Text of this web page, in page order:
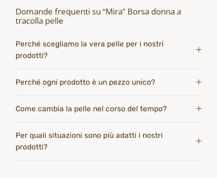
Domande frequenti su “Mira” Borsa donna a
tracolla pelle
Perché scegliamo la vera pelle per i nostri
prodotti?
Perché ogni prodotto è un pezzo unico?
Come cambia la pelle nel corso del tempo?
Per quali situazioni sono più adatti i nostri
prodotti?